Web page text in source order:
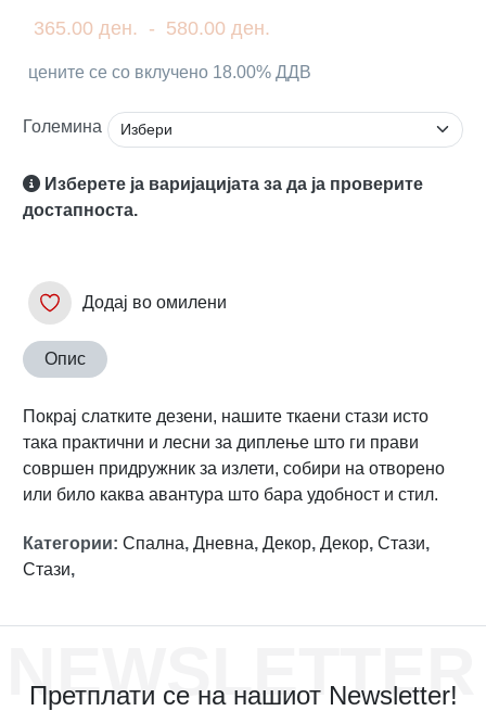
365.00 ден. - 580.00 ден.
цените се со вклучено 18.00% ДДВ
Големина
Изберете ја варијацијата за да ја проверите
достапноста.
Додај во омилени
Опис
Покрај слатките дезени, нашите ткаени стази исто
така практични и лесни за диплење што ги прави
совршен придружник за излети, собири на отворено
или било каква авантура што бара удобност и стил.
Категории: Спална, Дневна, Декор, Декор, Стази,
Стази,
NEWSLETTER
Претплати се на нашиот Newsletter!